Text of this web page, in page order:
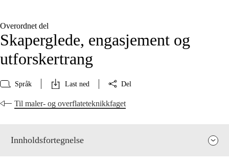
Overordnet del
Skaperglede, engasjement og
utforskertrang
Språk Last ned Del
Til maler- og overflateteknikkfaget
Innholdsfortegnelse